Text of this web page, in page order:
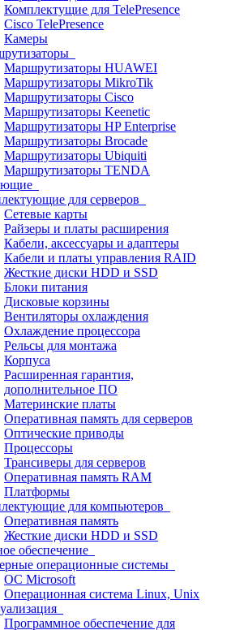
Комплектущие для TelePresence
Cisco TelePresence
Камеры
Маршрутизаторы HUAWEI
Маршрутизаторы MikroTik
Маршрутизаторы Cisco
Маршрутизаторы Keenetic
Маршрутизаторы HP Enterprise
Маршрутизаторы Brocade
Маршрутизаторы Ubiquiti
Маршрутизаторы TENDA
для серверов
Сетевые карты
Райзеры и платы расширения
Кабели, аксессуары и адаптеры
Кабели и платы управления RAID
Жесткие диски HDD и SSD
Блоки питания
Дисковые корзины
Вентиляторы охлаждения
Охлаждение процессора
Рельсы для монтажа
Корпуса
Расширенная гарантия,
дополнительное ПО
Материнские платы
Оперативная память для серверов
Оптические приводы
Процессоры
Трансиверы для серверов
Оперативная память RAM
Платформы
для компьютеров
Оперативная память
Жесткие диски HDD и SSD
обеспечение
операционные системы
ОС Microsoft
Операционная система Linux, Unix
Программное обеспечение для